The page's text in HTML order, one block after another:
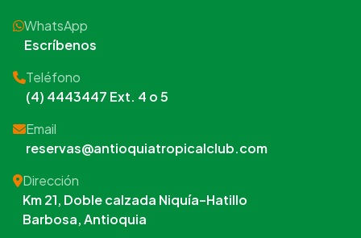
WhatsApp
Escríbenos
Teléfono
(4) 4443447 Ext. 4 o 5
Email
reservas@antioquiatropicalclub.com
Dirección
Km 21, Doble calzada Niquía–Hatillo
Barbosa, Antioquia